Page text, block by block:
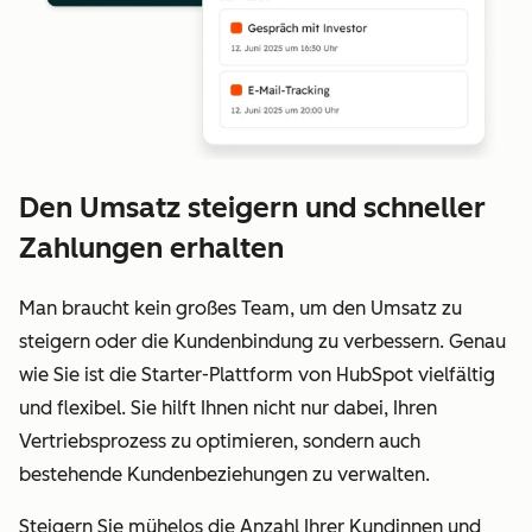
Den Umsatz steigern und schneller
Zahlungen erhalten
Man braucht kein großes Team, um den Umsatz zu
steigern oder die Kundenbindung zu verbessern. Genau
wie Sie ist die Starter-Plattform von HubSpot vielfältig
und flexibel. Sie hilft Ihnen nicht nur dabei, Ihren
Vertriebsprozess zu optimieren, sondern auch
bestehende Kundenbeziehungen zu verwalten.
Steigern Sie mühelos die Anzahl Ihrer Kundinnen und